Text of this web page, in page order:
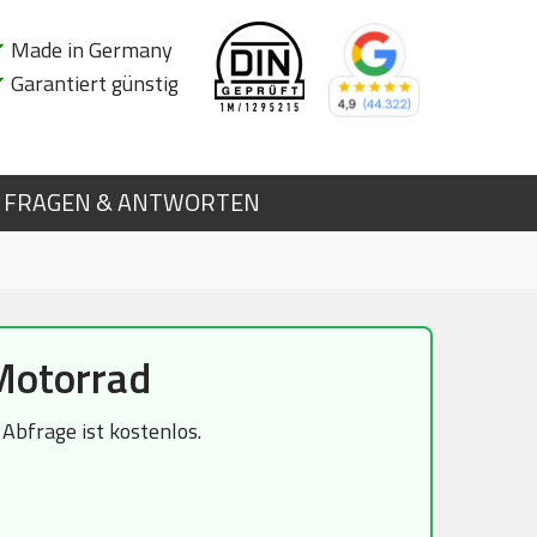
Made in Germany
Garantiert günstig
FRAGEN & ANTWORTEN
ist kostenlos.